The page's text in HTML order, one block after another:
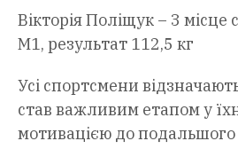
Вікторія Поліщук – 3 місце
М1, результат 112,5 кг
Усі спортсмени
став важливим етапом у
мотивацією до